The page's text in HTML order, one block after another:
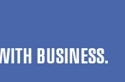
BUSINESS.